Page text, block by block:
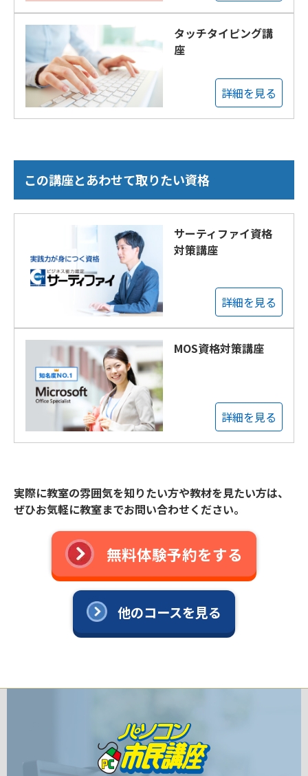
タッチタイピング講
座
詳細を見る
この講座とあわせて取りたい資格
サーティファイ資格
対策講座
詳細を見る
MOS資格対策講座
詳細を見る
実際に教室の雰囲気を知りたい方や教材を見たい方は、
ぜひお気軽に教室までお問い合わせください。
無料体験予約をする
他のコースを見る